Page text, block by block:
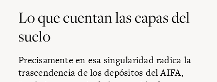
Lo que cuentan las capas del
suelo
Precisamente en esa singularidad radica la
trascendencia de los depósitos del AIFA,